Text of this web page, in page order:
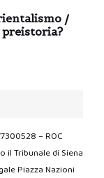
/
– ROC
il Tribunale di Siena
Piazza Nazioni